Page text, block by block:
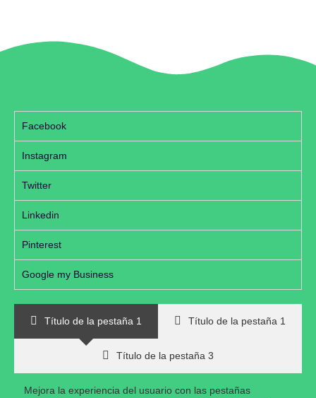
Facebook
Instagram
Twitter
Linkedin
Pinterest
Google my Business
Título de la pestaña 1 Título de la pestaña 1
Título de la pestaña 3
Mejora la experiencia del usuario con las pestañas